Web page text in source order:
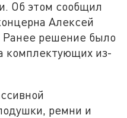
Об этом сообщил
Алексей
Ранее решение было
комплектующих из-
ремни и